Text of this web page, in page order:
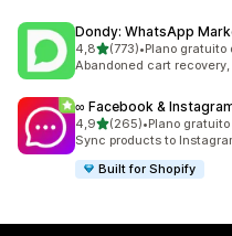
Dondy: WhatsApp
4,8de 5 estrelas
(773)
773 total de avaliações
•Plano gratuito
Abandoned cart
∞ Facebook &
4,9de 5 estrelas
(265)
265 total de avaliações
•Plano
Sync products to
Built for Shopify